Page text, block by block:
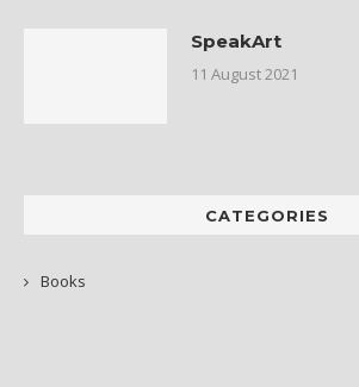
SpeakArt
11 August 2021
CATEGORIES
Books